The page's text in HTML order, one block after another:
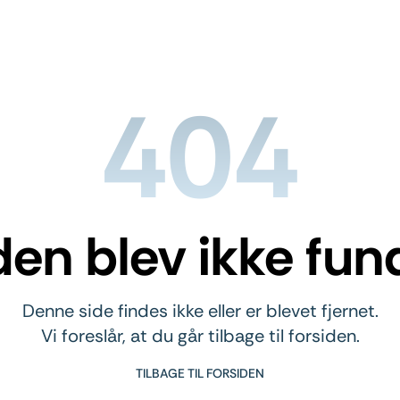
404
blev ikke
Denne side findes ikke eller er blevet fjernet.
Vi foreslår, at du går tilbage til forsiden.
TILBAGE TIL FORSIDEN